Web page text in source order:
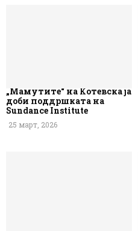
„Мамутите“ на Котевска ја
доби поддршката на
Sundance Institute
25 март, 2026